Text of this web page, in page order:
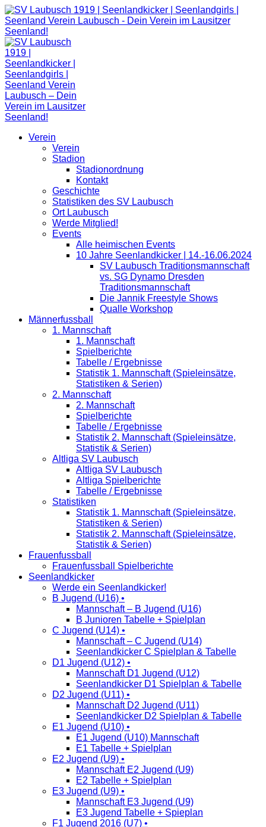
Zum
Inhalt
springen
Verein
Verein
Stadion
Stadionordnung
Kontakt
Geschichte
Statistiken des SV Laubusch
Ort Laubusch
Werde Mitglied!
Events
Alle heimischen Events
10 Jahre Seenlandkicker | 14.-16.06.2024
SV Laubusch Traditionsmannschaft
vs. SG Dynamo Dresden
Traditionsmannschaft
Die Jannik Freestyle Shows
Qualle Workshop
Männerfussball
1. Mannschaft
1. Mannschaft
Spielberichte
Tabelle / Ergebnisse
Statistik 1. Mannschaft (Spieleinsätze,
Statistiken & Serien)
2. Mannschaft
2. Mannschaft
Spielberichte
Tabelle / Ergebnisse
Statistik 2. Mannschaft (Spieleinsätze,
Statistik & Serien)
Altliga SV Laubusch
Altliga SV Laubusch
Altliga Spielberichte
Tabelle / Ergebnisse
Statistiken
Statistik 1. Mannschaft (Spieleinsätze,
Statistiken & Serien)
Statistik 2. Mannschaft (Spieleinsätze,
Statistik & Serien)
Frauenfussball
Frauenfussball Spielberichte
Seenlandkicker
Werde ein Seenlandkicker!
B Jugend (U16) •
Mannschaft – B Jugend (U16)
B Junioren Tabelle + Spielplan
C Jugend (U14) •
Mannschaft – C Jugend (U14)
Seenlandkicker C Spielplan & Tabelle
D1 Jugend (U12) •
Mannschaft D1 Jugend (U12)
Seenlandkicker D1 Spielplan & Tabelle
D2 Jugend (U11) •
Mannschaft D2 Jugend (U11)
Seenlandkicker D2 Spielplan & Tabelle
E1 Jugend (U10) •
E1 Jugend (U10) Mannschaft
E1 Tabelle + Spielplan
E2 Jugend (U9) •
Mannschaft E2 Jugend (U9)
E2 Tabelle + Spielplan
E3 Jugend (U9) •
Mannschaft E3 Jugend (U9)
E3 Jugend Tabelle + Spieplan
F1 Jugend 2016 (U7) •